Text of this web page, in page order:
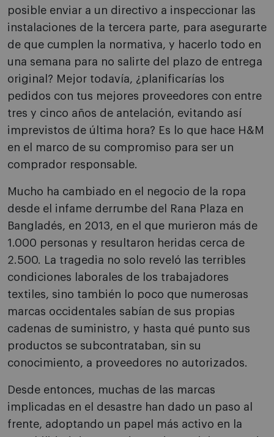
posible enviar a un directivo a inspeccionar las
instalaciones de la tercera parte, para asegurarte
de que cumplen la normativa, y hacerlo todo en
una semana para no salirte del plazo de entrega
original? Mejor todavía, ¿planificarías los
pedidos con tus mejores proveedores con entre
tres y cinco años de antelación, evitando así
imprevistos de última hora? Es lo que hace H&M
en el marco de su compromiso para ser un
comprador responsable.
Mucho ha cambiado en el negocio de la ropa
desde el infame derrumbe del Rana Plaza en
Bangladés, en 2013, en el que murieron más de
1.000 personas y resultaron heridas cerca de
2.500. La tragedia no solo reveló las terribles
condiciones laborales de los trabajadores
textiles, sino también lo poco que numerosas
marcas occidentales sabían de sus propias
cadenas de suministro, y hasta qué punto sus
productos se subcontrataban, sin su
conocimiento, a proveedores no autorizados.
Desde entonces, muchas de las marcas
implicadas en el desastre han dado un paso al
frente, adoptando un papel más activo en la